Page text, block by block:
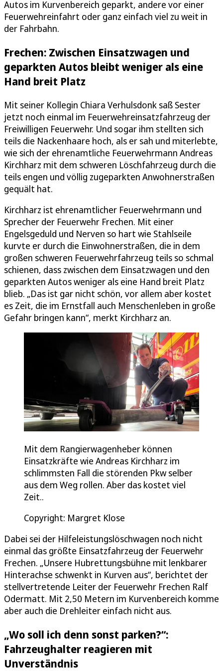
Autos im Kurvenbereich geparkt, andere vor einer
Feuerwehreinfahrt oder ganz einfach viel zu weit in
der Fahrbahn.
Frechen: Zwischen Einsatzwagen und
geparkten Autos bleibt weniger als eine
Hand breit Platz
Mit seiner Kollegin Chiara Verhulsdonk saß Sester
jetzt noch einmal im Feuerwehreinsatzfahrzeug der
Freiwilligen Feuerwehr. Und sogar ihm stellten sich
teils die Nackenhaare hoch, als er sah und miterlebte,
wie sich der ehrenamtliche Feuerwehrmann Andreas
Kirchharz mit dem schweren Löschfahrzeug durch die
teils engen und völlig zugeparkten Anwohnerstraßen
gequält hat.
Kirchharz ist ehrenamtlicher Feuerwehrmann und
Sprecher der Feuerwehr Frechen. Mit einer
Engelsgeduld und Nerven so hart wie Stahlseile
kurvte er durch die Einwohnerstraßen, die in dem
großen schweren Feuerwehrfahrzeug teils so schmal
schienen, dass zwischen dem Einsatzwagen und den
geparkten Autos weniger als eine Hand breit Platz
blieb. „Das ist gar nicht schön, vor allem aber kostet
es Zeit, die im Ernstfall auch Menschenleben in große
Gefahr bringen kann“, merkt Kirchharz an.
Mit dem Rangierwagenheber können
Einsatzkräfte wie Andreas Kirchharz im
schlimmsten Fall die störenden Pkw selber
aus dem Weg rollen. Aber das kostet viel
Zeit..
Copyright: Margret Klose
Dabei sei der Hilfeleistungslöschwagen noch nicht
einmal das größte Einsatzfahrzeug der Feuerwehr
Frechen. „Unsere Hubrettungsbühne mit lenkbarer
Hinterachse schwenkt in Kurven aus“, berichtet der
stellvertretende Leiter der Feuerwehr Frechen Ralf
Odermatt. Mit 2,50 Metern im Kurvenbereich komme
aber auch die Drehleiter einfach nicht aus.
„Wo soll ich denn sonst parken?“:
Fahrzeughalter reagieren mit
Unverständnis